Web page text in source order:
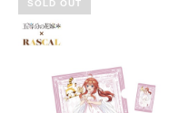
SOLD OUT